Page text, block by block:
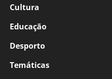
Cultura
Educação
Desporto
Temáticas